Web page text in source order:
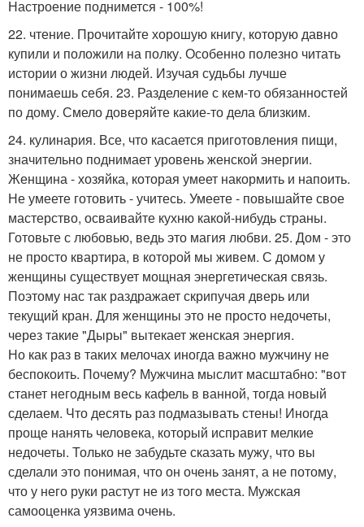
Настроение поднимется - 100%!
22. чтение. Прочитайте хорошую книгу, которую давно
купили и положили на полку. Особенно полезно читать
истории о жизни людей. Изучая судьбы лучше
понимаешь себя. 23. Разделение с кем-то обязанностей
по дому. Смело доверяйте какие-то дела близким.
24. кулинария. Все, что касается приготовления пищи,
значительно поднимает уровень женской энергии.
Женщина - хозяйка, которая умеет накормить и напоить.
Не умеете готовить - учитесь. Умеете - повышайте свое
мастерство, осваивайте кухню какой-нибудь страны.
Готовьте с любовью, ведь это магия любви. 25. Дом - это
не просто квартира, в которой мы живем. С домом у
женщины существует мощная энергетическая связь.
Поэтому нас так раздражает скрипучая дверь или
текущий кран. Для женщины это не просто недочеты,
через такие "Дыры" вытекает женская энергия.
Но как раз в таких мелочах иногда важно мужчину не
беспокоить. Почему? Мужчина мыслит масштабно: "вот
станет негодным весь кафель в ванной, тогда новый
сделаем. Что десять раз подмазывать стены! Иногда
проще нанять человека, который исправит мелкие
недочеты. Только не забудьте сказать мужу, что вы
сделали это понимая, что он очень занят, а не потому,
что у него руки растут не из того места. Мужская
самооценка уязвима очень.